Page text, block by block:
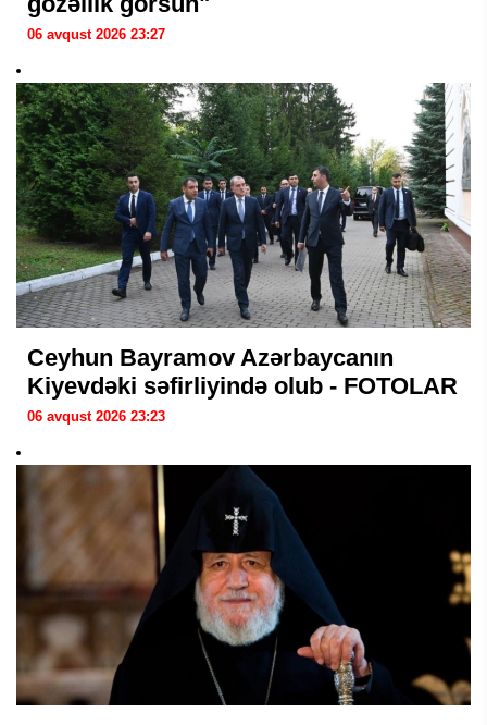
06 avqust 2026 23:27
Ceyhun Bayramov Azərbaycanın
Kiyevdəki səfirliyində olub - FOTOLAR
06 avqust 2026 23:23